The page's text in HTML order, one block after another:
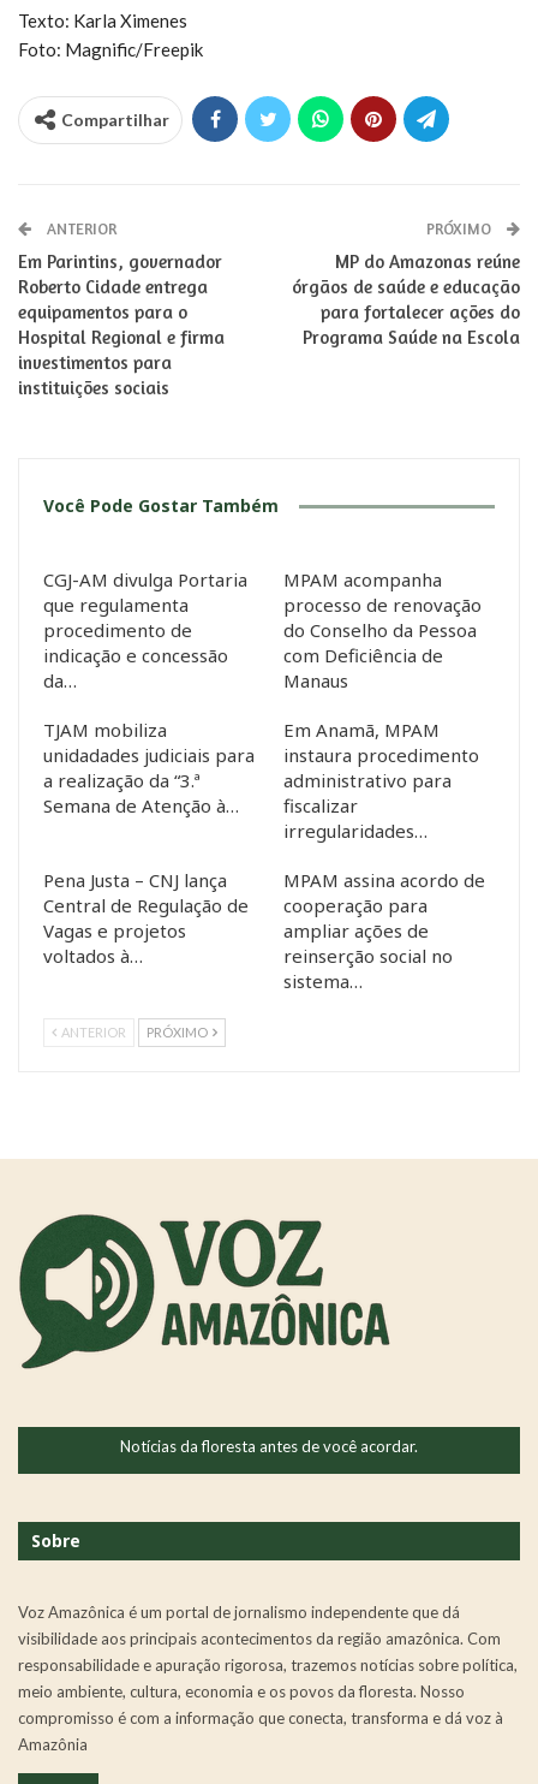
Texto: Karla Ximenes
Foto: Magnific/Freepik
Compartilhar
ANTERIOR
Em Parintins, governador
Roberto Cidade entrega
equipamentos para o
Hospital Regional e firma
investimentos para
instituições sociais
PRÓXIMO
MP do Amazonas reúne
órgãos de saúde e educação
para fortalecer ações do
Programa Saúde na Escola
Você Pode Gostar Também
CGJ-AM divulga Portaria
que regulamenta
procedimento de
indicação e concessão
da…
MPAM acompanha
processo de renovação
do Conselho da Pessoa
com Deficiência de
Manaus
TJAM mobiliza
unidadades judiciais para
a realização da “3.ª
Semana de Atenção à…
Em Anamã, MPAM
instaura procedimento
administrativo para
fiscalizar
irregularidades…
Pena Justa – CNJ lança
Central de Regulação de
Vagas e projetos
voltados à…
MPAM assina acordo de
cooperação para
ampliar ações de
reinserção social no
sistema…
ANTERIOR PRÓXIMO
Notícias da floresta antes de você acordar.
Sobre
Voz Amazônica é um portal de jornalismo independente que dá
visibilidade aos principais acontecimentos da região amazônica. Com
responsabilidade e apuração rigorosa, trazemos notícias sobre política,
meio ambiente, cultura, economia e os povos da floresta. Nosso
compromisso é com a informação que conecta, transforma e dá voz à
Amazônia